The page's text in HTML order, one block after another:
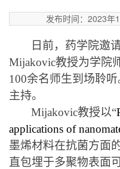
发布时间：2023年
日前，药学院邀
Mijakovic教授为学院
100余名师生到场聆
主持。
Mijakovic教授以“
applications of
墨烯材料在抗菌方面
直包埋于多聚物表面